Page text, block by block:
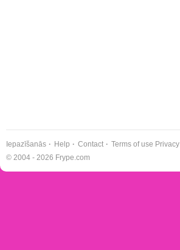
Iepazīšanās Help Contact Terms of use Privacy
© 2004 - 2026 Frype.com